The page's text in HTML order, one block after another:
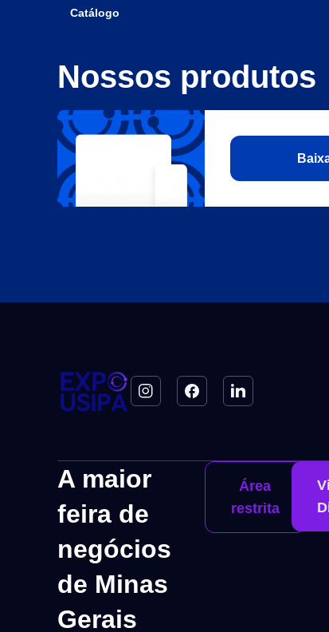
Catálogo
Nossos produtos
A maior
feira de
negócios
de Minas
Gerais
Área
restrita